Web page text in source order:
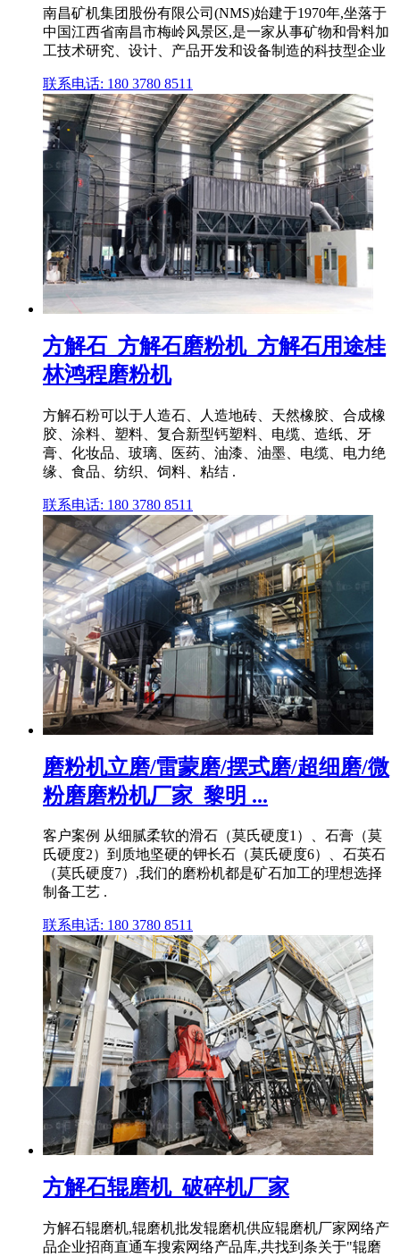
南昌矿机集团股份有限公司(NMS)始建于1970年,坐落于
中国江西省南昌市梅岭风景区,是一家从事矿物和骨料加
工技术研究、设计、产品开发和设备制造的科技型企业
联系电话: 180 3780 8511
方解石_方解石磨粉机_方解石用途桂
林鸿程磨粉机
方解石粉可以于人造石、人造地砖、天然橡胶、合成橡
胶、涂料、塑料、复合新型钙塑料、电缆、造纸、牙
膏、化妆品、玻璃、医药、油漆、油墨、电缆、电力绝
缘、食品、纺织、饲料、粘结 .
联系电话: 180 3780 8511
磨粉机立磨/雷蒙磨/摆式磨/超细磨/微
粉磨磨粉机厂家_黎明 ...
客户案例 从细腻柔软的滑石（莫氏硬度1）、石膏（莫
氏硬度2）到质地坚硬的钾长石（莫氏硬度6）、石英石
（莫氏硬度7）,我们的磨粉机都是矿石加工的理想选择
制备工艺 .
联系电话: 180 3780 8511
方解石辊磨机_破碎机厂家
方解石辊磨机,辊磨机批发辊磨机供应辊磨机厂家网络产
品企业招商直通车搜索网络产品库,共找到条关于"辊磨